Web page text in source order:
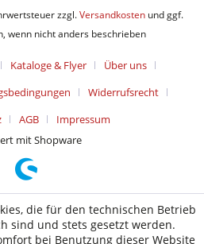
zzgl.Versandkosten und ggf.
wenn nicht anders beschrieben
Kataloge & Flyer
Über uns
Widerrufsrecht
AGB
Impressum
mit Shopware
die für den technischen Betrieb
sind und stets gesetzt werden.
bei Benutzung dieser Website